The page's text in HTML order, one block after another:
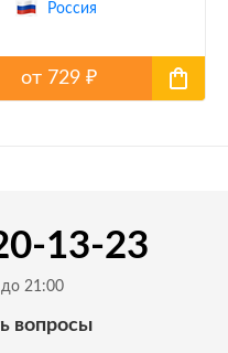
краскаРоссия
от 729₽
13-23
до 21:00
вопросы